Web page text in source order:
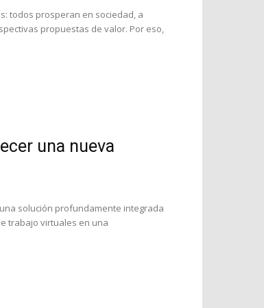
todos prosperan en sociedad, a
propuestas de valor. Por eso,
una nueva
solución profundamente integrada
trabajo virtuales en una